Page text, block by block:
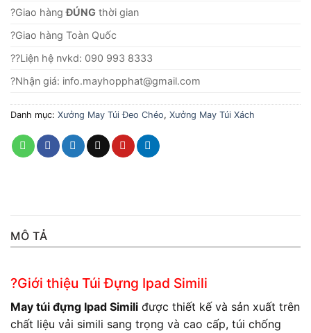
?Giao hàngĐÚNG thời gian
?Giao hàng Toàn Quốc
??Liện hệ nvkd: 090 993 8333
?Nhận giá: info.mayhopphat@gmail.com
Danh mục: Xưởng May Túi Đeo Chéo, Xưởng May Túi Xách
MÔ TẢ
?Giới thiệu Túi Đựng Ipad Simili
May túi đựng Ipad Simili được thiết kế và sản xuất trên
chất liệu vải simili sang trọng và cao cấp, túi chống